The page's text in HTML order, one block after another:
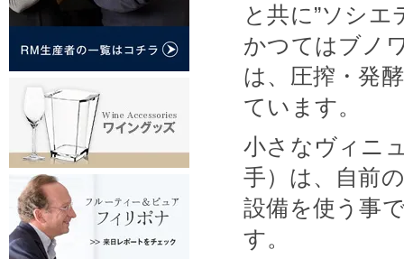
と共に”ソシ
かつてはブノ
は、圧搾・発
ています。
小さなヴィニ
手）は、自前
設備を使う事
す。